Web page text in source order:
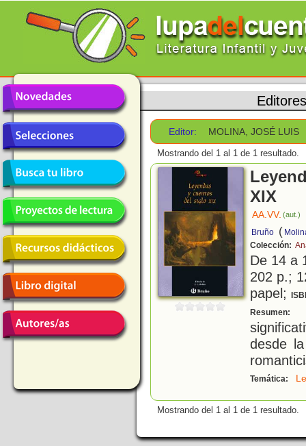
Editores
Editor: MOLINA, JOSÉ LUIS
Mostrando del 1 al 1 de 1 resultado.
XIX
AA.VV. (aut.)
Bruño (
Colección:
De 14 a
202 p.;
papel;
Resumen:
desde
Temática:
Mostrando del 1 al 1 de 1 resultado.